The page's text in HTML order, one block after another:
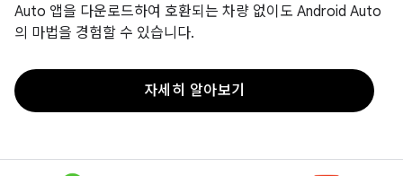
Auto 앱을 다운로드하여 호환되는 차량 없이도 Android Auto
의 마법을 경험할 수 있습니다.
자세히 알아보기